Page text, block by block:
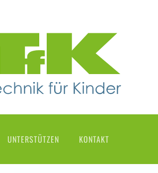
UNTERSTÜTZEN KONTAKT